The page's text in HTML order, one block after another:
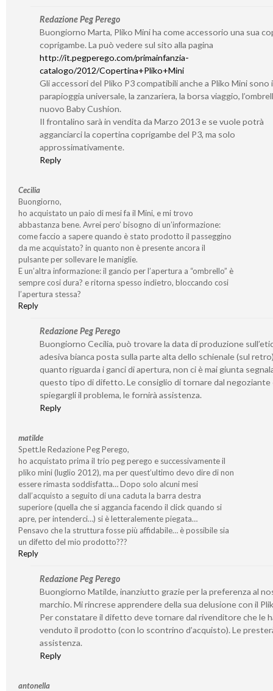
Redazione Peg Perego
Buongiorno Marta, Pliko Mini ha come accessorio una sua
coprigambe. La può vedere sul sito alla pagina
http://it.pegperego.com/primainfanzia-
catalogo/2012/Copertina+Pliko+Mini
Gli accessori del Pliko P3 compatibili anche a Pliko Mini sono
parapioggia universale, la zanzariera, la borsa viaggio,
nuovo Baby Cushion.
Il frontalino sarà in vendita da Marzo 2013 e se vuole potrà
agganciarci la copertina coprigambe del P3, ma solo
approssimativamente.
Reply
Cecilia
Buongiorno,
ho acquistato un paio di mesi fa il Mini, e mi trovo
abbastanza bene. Avrei pero’ bisogno di un’informazione:
come faccio a sapere quando è stato prodotto il passeggino
da me acquistato? in quanto non è presente ancora il
pulsante per sollevare le maniglie.
E un’altra informazione: il gancio per l’apertura a “ombrello” è
sempre cosi dura? e ritorna spesso indietro, bloccando cosi
l’apertura stessa?
Reply
Redazione Peg Perego
Buongiorno Cecilia, può trovare la data di produzione
adesiva bianca posta sulla parte alta dello schienale (sul
quanto riguarda i ganci di apertura, non ci è mai giunta
questo tipo di difetto. Le consiglio di tornare dal negoziante
spiegargli il problema, le fornirà assistenza.
Reply
matilde
Spett.le Redazione Peg Perego,
ho acquistato prima il trio peg perego e successivamente il
pliko mini (luglio 2012), ma per quest’ultimo devo dire di non
essere rimasta soddisfatta… Dopo solo alcuni mesi
dall’acquisto a seguito di una caduta la barra destra
superiore (quella che si aggancia facendo il click quando si
apre, per intenderci…) si è letteralemente piegata…
Pensavo che la struttura fosse più affidabile… è possibile sia
un difetto del mio prodotto???
Reply
Redazione Peg Perego
Buongiorno Matilde, inanziutto grazie per la preferenza al
marchio. Mi rincrese apprendere della sua delusione con il
Per constatare il difetto deve tornare dal rivenditore che le
venduto il prodotto (con lo scontrino d’acquisto). Le
assistenza.
Reply
antonella